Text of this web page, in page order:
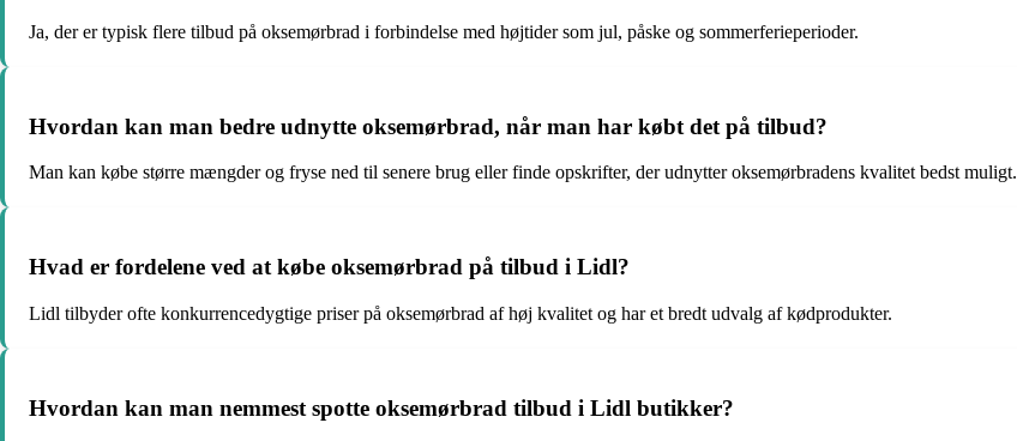
Ja, der er typisk flere tilbud på oksemørbrad i forbindelse med højtider som jul, påske og sommerferieperioder.
Hvordan kan man bedre udnytte oksemørbrad, når man har købt det på tilbud?
Man kan købe større mængder og fryse ned til senere brug eller finde opskrifter, der udnytter oksemørbradens kvalitet bedst muligt.
Hvad er fordelene ved at købe oksemørbrad på tilbud i Lidl?
Lidl tilbyder ofte konkurrencedygtige priser på oksemørbrad af høj kvalitet og har et bredt udvalg af kødprodukter.
Hvordan kan man nemmest spotte oksemørbrad tilbud i Lidl butikker?